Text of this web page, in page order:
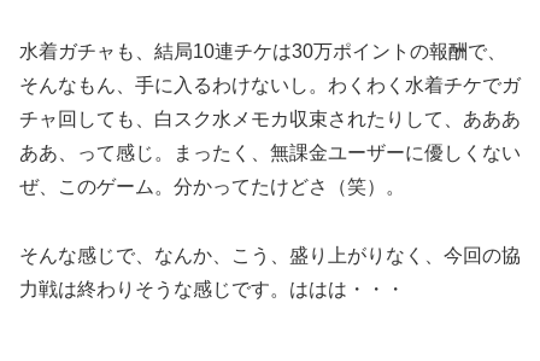
水着ガチャも、結局10連チケは30万ポイントの報酬で、
そんなもん、手に入るわけないし。わくわく水着チケでガ
チャ回しても、白スク水メモカ収束されたりして、あああ
ああ、って感じ。まったく、無課金ユーザーに優しくない
ぜ、このゲーム。分かってたけどさ（笑）。
そんな感じで、なんか、こう、盛り上がりなく、今回の協
力戦は終わりそうな感じです。ははは・・・